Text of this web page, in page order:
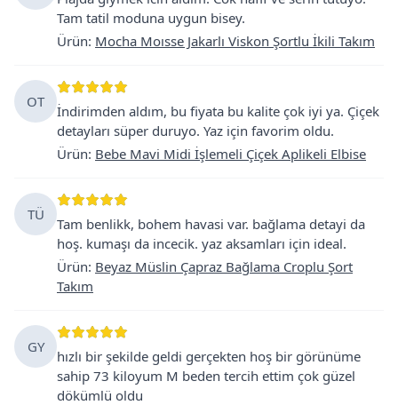
Tam tatil moduna uygun bisey.
Ürün: Mocha Moısse Jakarlı Viskon Şortlu İkili Takım
OT
İndirimden aldım, bu fiyata bu kalite çok iyi ya. Çiçek
detayları süper duruyo. Yaz için favorim oldu.
Ürün: Bebe Mavi Midi İşlemeli Çiçek Aplikeli Elbise
TÜ
Tam benlikk, bohem havasi var. bağlama detayi da
hoş. kumaşı da incecik. yaz aksamları için ideal.
Ürün: Beyaz Müslin Çapraz Bağlama Croplu Şort
Takım
GY
hızlı bir şekilde geldi gerçekten hoş bir görünüme
sahip 73 kiloyum M beden tercih ettim çok güzel
dökümlü oldu